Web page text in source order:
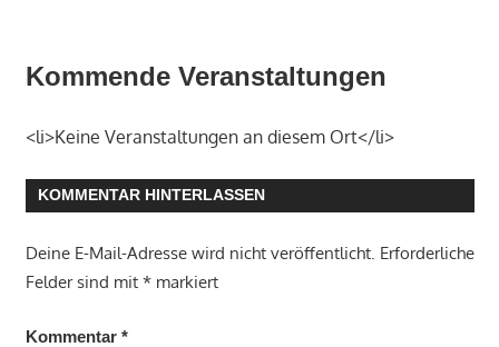
Kommende Veranstaltungen
<li>Keine Veranstaltungen an diesem Ort</li>
KOMMENTAR HINTERLASSEN
Deine E-Mail-Adresse wird nicht veröffentlicht. Erforderliche
Felder sind mit *markiert
Kommentar *